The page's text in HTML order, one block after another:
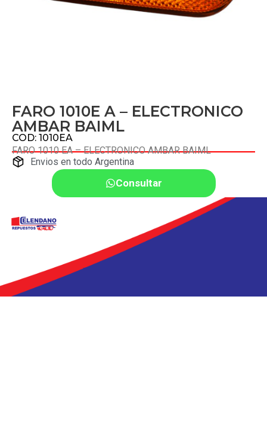
FARO 1010E A – ELECTRONICO
AMBAR BAIML
COD: 1010EA
FARO 1010 EA – ELECTRONICO AMBAR BAIML
Envios en todo Argentina
Consultar